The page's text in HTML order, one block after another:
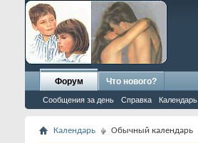
Форум
Сообщения за день Справка Календарь
Что нового?
Календарь Обычный календарь